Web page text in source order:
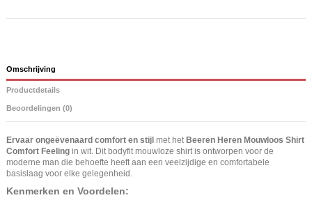
Omschrijving
Productdetails
Beoordelingen (0)
Ervaar ongeëvenaard comfort en stijl met het Beeren Heren Mouwloos Shirt
Comfort Feeling in wit. Dit bodyfit mouwloze shirt is ontworpen voor de
moderne man die behoefte heeft aan een veelzijdige en comfortabele
basislaag voor elke gelegenheid.
Kenmerken en Voordelen: